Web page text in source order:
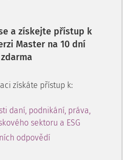
a získejte přístup k
Master na 10 dní
zdarma
získáte přístup k:
daní, podnikání, práva,
sektoru a ESG
odpovědí